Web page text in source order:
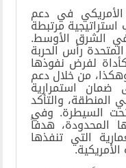
الأمريكي في دعم
مرتبطة
في الشرق الأوسط.
رأس الحربة
لفرض نفوذها
من خلال دعم
استمرارية
والتأكد
السيطرة. وفي
المحدودة، هدفاً
التي تنفذها
.